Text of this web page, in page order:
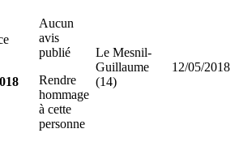
Aucun
avis
publié
Rendre
hommage
à cette
personne
Le Mesnil-
Guillaume
(14)
12/05/2018